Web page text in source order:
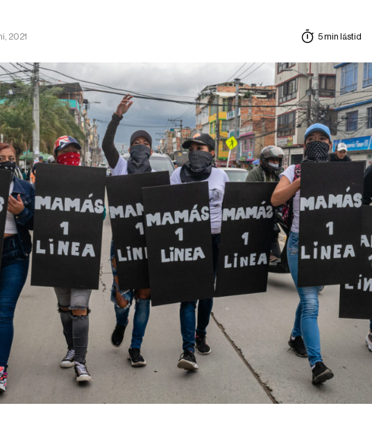
2021 5 min lästid